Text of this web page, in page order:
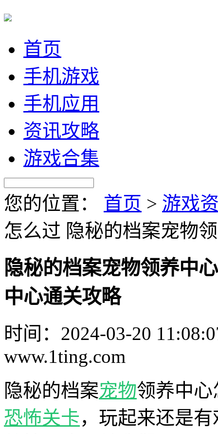
首页
手机游戏
手机应用
资讯攻略
游戏合集
您的位置： 首页 > 游戏
怎么过 隐秘的档案宠物
隐秘的档案宠物领养中
中心通关攻略
时间：2024-03-20
www.1ting.com
隐秘的档案宠物领养中
恐怖关卡，玩起来还是